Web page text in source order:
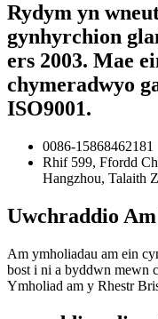
Rydym yn
gynhyrchion
ers 2003. Mae
chymeradwyo
ISO9001.
0086-15868462181
Rhif 599, Ffordd
Hangzhou, Talaith
Uwchraddio
Am ymholiadau am ein
bost i ni a byddwn mewn
Ymholiad am y Rhestr